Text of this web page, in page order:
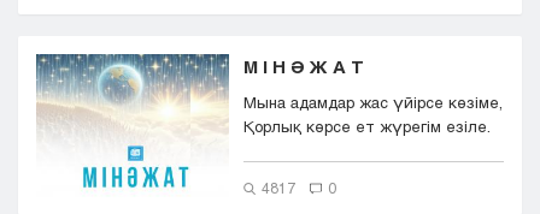
М І Н Ә Ж А Т
Мына адамдар жас үйірсе көзіме,
Қорлық көрсе ет жүрегім езіле.
4817 0